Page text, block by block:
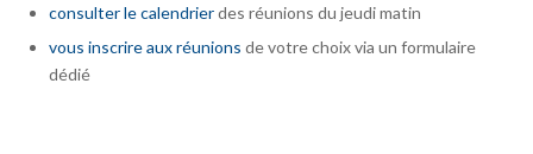
consulter le calendrierdes réunions du jeudi matin
vous inscrire aux réunions de votre choix via un formulaire
dédié